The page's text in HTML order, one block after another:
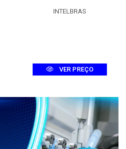
INTELBRAS
VER PREÇO